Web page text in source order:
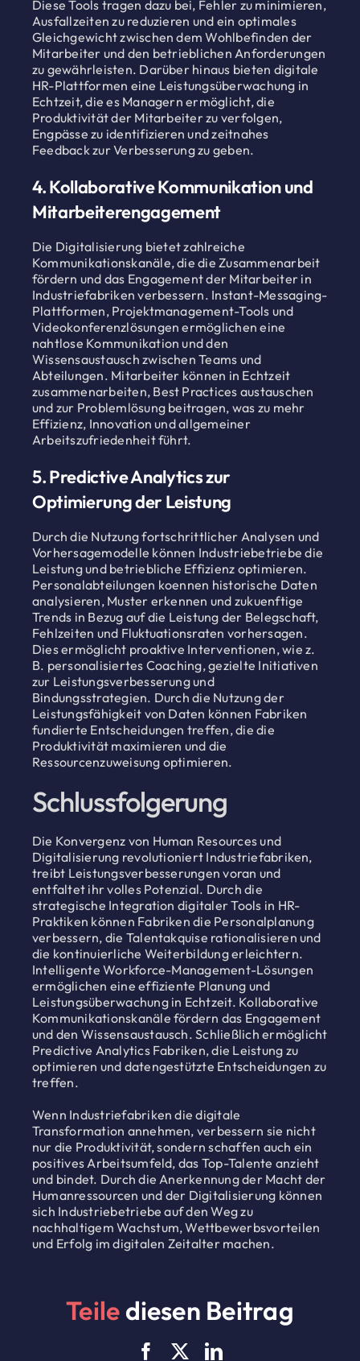
Diese Tools tragen dazu bei, Fehler zu minimieren,
Ausfallzeiten zu reduzieren und ein optimales
Gleichgewicht zwischen dem Wohlbefinden der
Mitarbeiter und den betrieblichen Anforderungen
zu gewährleisten. Darüber hinaus bieten digitale
HR-Plattformen eine Leistungsüberwachung in
Echtzeit, die es Managern ermöglicht, die
Produktivität der Mitarbeiter zu verfolgen,
Engpässe zu identifizieren und zeitnahes
Feedback zur Verbesserung zu geben.
4. Kollaborative Kommunikation und
Mitarbeiterengagement
Die Digitalisierung bietet zahlreiche
Kommunikationskanäle, die die Zusammenarbeit
fördern und das Engagement der Mitarbeiter in
Industriefabriken verbessern. Instant-Messaging-
Plattformen, Projektmanagement-Tools und
Videokonferenzlösungen ermöglichen eine
nahtlose Kommunikation und den
Wissensaustausch zwischen Teams und
Abteilungen. Mitarbeiter können in Echtzeit
zusammenarbeiten, Best Practices austauschen
und zur Problemlösung beitragen, was zu mehr
Effizienz, Innovation und allgemeiner
Arbeitszufriedenheit führt.
5. Predictive Analytics zur
Optimierung der Leistung
Durch die Nutzung fortschrittlicher Analysen und
Vorhersagemodelle können Industriebetriebe die
Leistung und betriebliche Effizienz optimieren.
Personalabteilungen koennen historische Daten
analysieren, Muster erkennen und zukuenftige
Trends in Bezug auf die Leistung der Belegschaft,
Fehlzeiten und Fluktuationsraten vorhersagen.
Dies ermöglicht proaktive Interventionen, wie z.
B. personalisiertes Coaching, gezielte Initiativen
zur Leistungsverbesserung und
Bindungsstrategien. Durch die Nutzung der
Leistungsfähigkeit von Daten können Fabriken
fundierte Entscheidungen treffen, die die
Produktivität maximieren und die
Ressourcenzuweisung optimieren.
Schlussfolgerung
Die Konvergenz von Human Resources und
Digitalisierung revolutioniert Industriefabriken,
treibt Leistungsverbesserungen voran und
entfaltet ihr volles Potenzial. Durch die
strategische Integration digitaler Tools in HR-
Praktiken können Fabriken die Personalplanung
verbessern, die Talentakquise rationalisieren und
die kontinuierliche Weiterbildung erleichtern.
Intelligente Workforce-Management-Lösungen
ermöglichen eine effiziente Planung und
Leistungsüberwachung in Echtzeit. Kollaborative
Kommunikationskanäle fördern das Engagement
und den Wissensaustausch. Schließlich ermöglicht
Predictive Analytics Fabriken, die Leistung zu
optimieren und datengestützte Entscheidungen zu
treffen.
Wenn Industriefabriken die digitale
Transformation annehmen, verbessern sie nicht
nur die Produktivität, sondern schaffen auch ein
positives Arbeitsumfeld, das Top-Talente anzieht
und bindet. Durch die Anerkennung der Macht der
Humanressourcen und der Digitalisierung können
sich Industriebetriebe auf den Weg zu
nachhaltigem Wachstum, Wettbewerbsvorteilen
und Erfolg im digitalen Zeitalter machen.
Teile diesen Beitrag